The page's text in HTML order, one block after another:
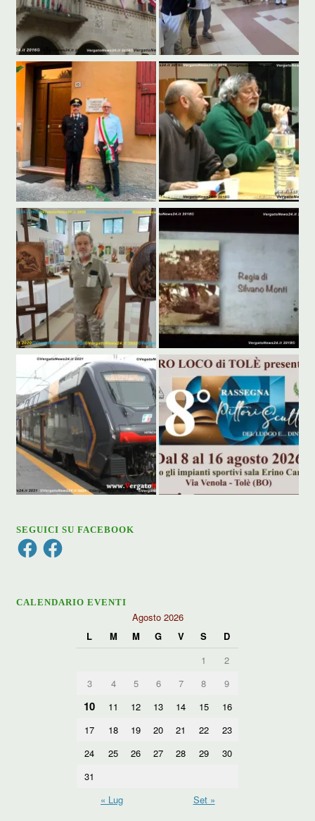
SEGUICI SU FACEBOOK
FacebookFacebook
CALENDARIO EVENTI
Agosto 2026
L
M M G V S
D
1
2
3
4 5 6 7 8 9
10 11 12 13 14 15
16
17
18 19 20 21 22
23
24
25 26 27 28 29
30
31
« Lug
Set »